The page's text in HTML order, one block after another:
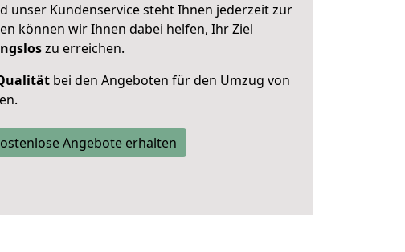
unser Kundenservice steht Ihnen jederzeit zur
können wir Ihnen dabei helfen, Ihr Ziel
zu erreichen.
bei den Angeboten für den Umzug von
Angebote erhalten